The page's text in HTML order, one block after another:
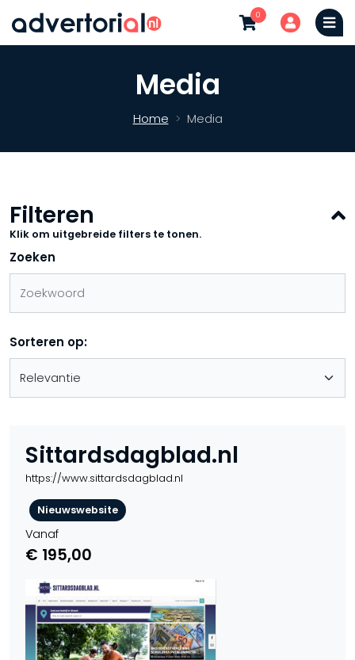
0
Media
Home Media
Filteren
Klik om uitgebreide filters te tonen.
Zoeken
Sorteren op:
Sittardsdagblad.nl
https://www.sittardsdagblad.nl
Nieuwswebsite
Vanaf
€ 195,00